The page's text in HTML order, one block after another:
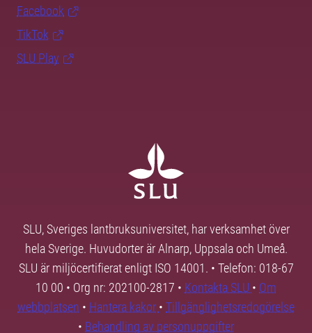
Facebook
TikTok
SLU Play
SLU, Sveriges lantbruksuniversitet, har verksamhet över
hela Sverige. Huvudorter är Alnarp, Uppsala och Umeå.
SLU är miljöcertifierat enligt ISO 14001. • Telefon: 018-67
10 00 • Org nr: 202100-2817 • Kontakta SLU • Om
webbplatsen • Hantera kakor • Tillgänglighetsredogörelse
• Behandling av personuppgifter